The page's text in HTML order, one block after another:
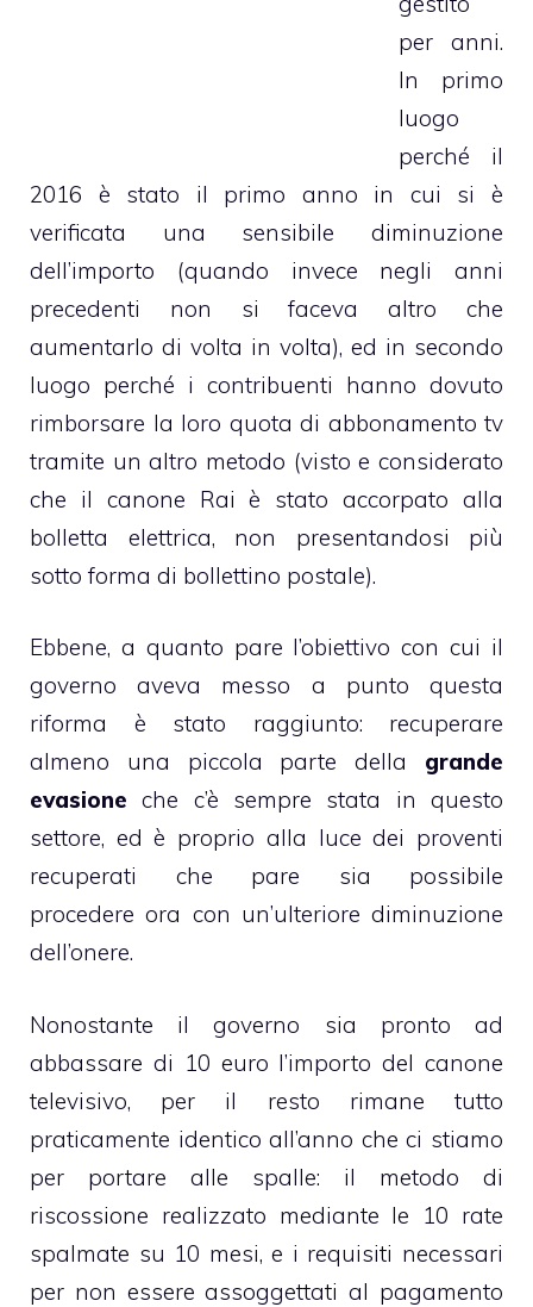
per anni.
In primo
luogo
perché il
2016 è stato il primo anno in cui si è
verificata una sensibile diminuzione
dell’importo (quando invece negli anni
precedenti non si faceva altro che
aumentarlo di volta in volta), ed in secondo
luogo perché i contribuenti hanno dovuto
rimborsare la loro quota di abbonamento tv
tramite un altro metodo (visto e considerato
che il canone Rai è stato accorpato alla
bolletta elettrica, non presentandosi più
sotto forma di bollettino postale).
Ebbene, a quanto pare l’obiettivo con cui il
governo aveva messo a punto questa
riforma è stato raggiunto: recuperare
almeno una piccola parte della grande
evasione che c’è sempre stata in questo
settore, ed è proprio alla luce dei proventi
recuperati che pare sia possibile
procedere ora con un’ulteriore diminuzione
dell’onere.
Nonostante il governo sia pronto ad
abbassare di 10 euro l’importo del canone
televisivo, per il resto rimane tutto
praticamente identico all’anno che ci stiamo
per portare alle spalle: il metodo di
riscossione realizzato mediante le 10 rate
spalmate su 10 mesi, e i requisiti necessari
per non essere assoggettati al pagamento